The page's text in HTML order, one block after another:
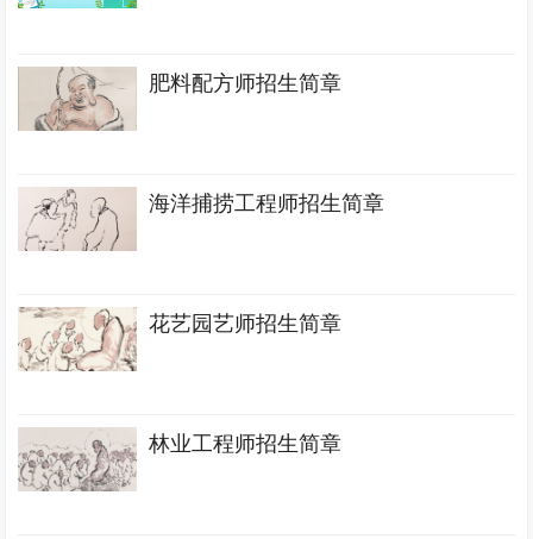
肥料配方师招生简章
海洋捕捞工程师招生简章
花艺园艺师招生简章
林业工程师招生简章